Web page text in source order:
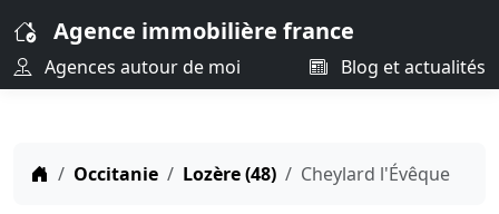
Agence immobilière france
Agences autour de moi Blog et actualités
Occitanie Lozère (48) Cheylard l'Évêque